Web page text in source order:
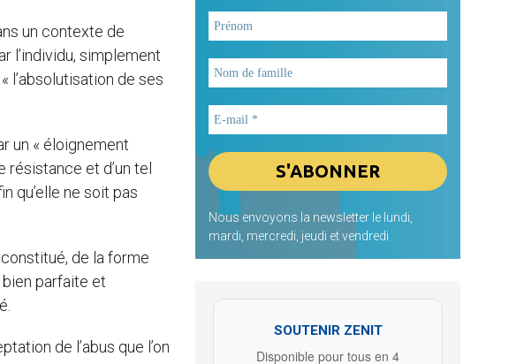
un contexte de
l’individu, simplement
l’absolutisation de ses
un « éloignement
et d’un tel
qu’elle ne soit pas
de la forme
parfaite et
de l’abus que l’on
Nous envoyons la newsletter le lundi,
mardi, mercredi, jeudi et vendredi
SOUTENIR ZENIT
Disponible pour tous en 4